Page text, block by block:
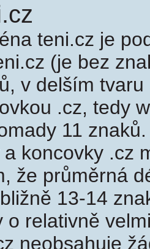
teni.cz je
(je bez
v delším
.cz, tedy
11
a koncovky .cz
že průměrná
13-14
o relativně
neobsahuje